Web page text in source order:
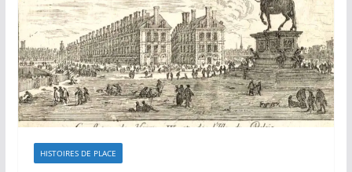
HISTOIRES DE PLACE